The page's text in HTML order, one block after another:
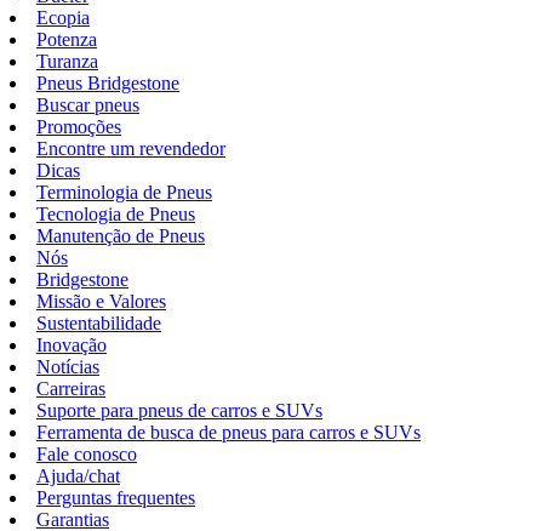
Ecopia
Potenza
Turanza
Pneus Bridgestone
Buscar pneus
Promoções
Encontre um revendedor
Dicas
Terminologia de Pneus
Tecnologia de Pneus
Manutenção de Pneus
Nós
Bridgestone
Missão e Valores
Sustentabilidade
Inovação
Notícias
Carreiras
Suporte para pneus de carros e SUVs
Ferramenta de busca de pneus para carros e SUVs
Fale conosco
Ajuda/chat
Perguntas frequentes
Garantias